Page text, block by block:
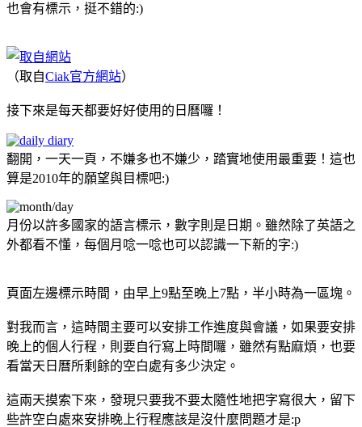
也會有標示，挺不錯的:)
（取自Ciak官方網站）
接下來是每天都要好好使用的日曆囉！
翻開，一天一頁，不嫌多也不嫌少，踏實地使用最重要！這也
算是2010年的願望與目標吧:)
月份以許多國家的語言標示，數字則是日期。雖然除了英語之
外都看不懂，每個月唸一唸也可以認識一下新的字:)
頁面左邊標示時間，由早上9點至晚上7點，半小時為一區塊。
對我而言，這時間主要可以安排工作進度與會議，如果要安排
晚上的個人行程，則要自行寫上時間囉，雖然有點麻煩，也要
看當天日曆所剩餘的空白處有多少決定。
這兩天摸索下來，發現只要我不要太隨性地把字寫很大，留下
些許空白處來安排晚上行程應該是沒什麼問題才是:p